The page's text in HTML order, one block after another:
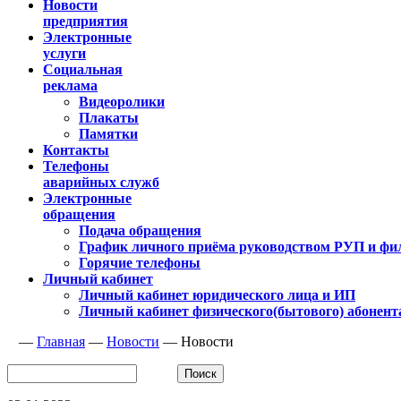
Новости
предприятия
Электронные
услуги
Социальная
реклама
Видеоролики
Плакаты
Памятки
Контакты
Телефоны
аварийных служб
Электронные
обращения
Подача обращения
График личного приёма руководством РУП и
Горячие телефоны
Личный кабинет
Личный кабинет юридического лица и ИП
Личный кабинет физического(бытового)
— Главная — Новости — Новости